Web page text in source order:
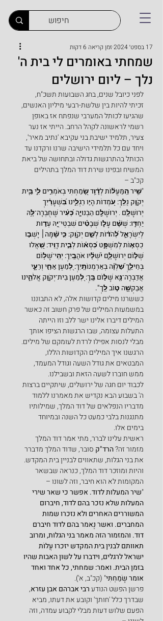
שמחתי באומרים לי בית ה'
נלך – ליום ירושלים
17 בספט׳ 2024 זמן קריאה 6 דקות
לפני כיובל שנים, בחג השבועות תשכ"ח,
זכיתי להיות בין שלשת-רבעי מיליון האנשים,
שהגיעו לכותל המערבי שנפתח אז באופן
רשמי לראשונה לקהל הרחב. הייתי אז נער
צעיר, תלמיד ישיבת בני עקיבא 'נתיב מאיר',
ויחד עם כל תלמידי הישיבה שרנו ורקדנו עד
הכותל בהתרגשות גדולה ובתחושה של ביאת
המשיח ובפינו שירת דוד המלך בתהילים
קכ"ב –
"שִׁ֥יר הַֽמַּעֲל֗וֹת לְדָ֫וִ֥ד שָׂ֭מַחְתִּי בְּאֹמְרִ֣ים לִ֑י בֵּ֖ית
יְקֹוָ֣ק נֵלֵֽךְ: עֹ֭מְדוֹת הָי֣וּ רַגְלֵ֑ינוּ בִּ֝שְׁעָרַ֗יִךְ
יְרוּשָׁלִָֽם . יְרוּשָׁלִַ֥ם הַבְּנוּיָ֑ה כְּ֝עִ֗יר שֶׁחֻבְּרָה־לָּ֥הּ
יַחְדָּֽו: שֶׁשָּׁ֨ם עָל֢וּ שְׁבָטִ֡ים שִׁבְטֵי־יָ֭הּ עֵד֣וּת
לְיִשְׂרָאֵ֑ל לְ֝הֹד֗וֹת לְשֵׁ֣ם יְקֹוָֽק: כִּ֤י שָׁ֨מָּה׀ יָשְׁב֣וּ
כִסְא֣וֹת לְמִשְׁפָּ֑ט כִּ֝סְא֗וֹת לְבֵ֣ית דָּוִֽיד: שַׁ֭אֲלוּ
שְׁל֣וֹם יְרוּשָׁלִָ֑ם יִ֝שְׁלָ֗יוּ אֹהֲבָֽיִךְ: יְהִֽי־שָׁל֥וֹם
בְּחֵילֵ֑ךְ שַׁ֝לְוָ֗ה בְּאַרְמְנוֹתָֽיִךְ: לְ֭מַעַן אַחַ֣י וְרֵעָ֑י
אֲדַבְּרָה־נָּ֖א שָׁל֣וֹם בָּֽךְ: לְ֭מַעַן בֵּית־יְקֹוָ֣ק אֱלֹהֵ֑ינוּ
אֲבַקְשָׁ֖ה ט֣וֹב לָֽךְ".
כששרנו מילים קדושות אלה, לא התבוננו
במשמעות המילים של פרק חשוב זה כאשר
המילים דיברו אלינו ישר ללב וזו הייתה
התעלות עצומה, שבו הרגשות הציפו אותך
מבלי לנסות אפילו לרדת לעומקם של מילים.
הרגשנו איך המילים הקדושות הללו,
המבטאים את גודל השעה וגודל המעמד,
ממש חוברו לשעה הזאת ובשבילנו.
לכבוד יום חגה של ירושלים, שיתקיים ברצות
ה' בשבוע הבא נקדיש את מאמרנו ללמוד
מדבריו הנפלאים של דוד המלך, שמילותיו
מתנגנות בלבי כמעט כל השנה ובמיוחד
בימים אלו.
ראשית עלינו לברר, מתי אמר דוד המלך
מזמור זה? הרד"ק סובר, שדוד המלך מדברר
את בני הגלות, שתאווים לבניין בית המקדש.
והיות ומוזכר דוד המלך, כנראה שבשאר
המקומות לא הוא חיבר, וזה לשונו –
"שיר המעלות לדוד. אפשר כי שאר שירי
המעלות שלא נזכר בהם לדוד, חיברום
המשוררים האחרים ולא נזכרו שמות
המחברים. ואשר נֶאמר בהם לדוד חיברם
דוד. והמזמור הזה מאמר בני הגלות, ומרוב
תאוותם לבנין בית המקדש יזכרו עֲלוֹת
ישראל לרגלים, וידברו על לשון האבות שהיו
בזמן הבית. ואמר: שמחתי, כל אחד ואחד
אומר שָׂמַחְתִּי" (קכ"ב, א').
פרשן הפשט הנודע רבי אברהם אבן עזרא,
שבדרך כלל 'חותך' וקובע את דעתו, מביא
הפעם שלוש דעות מבלי לקבוע עמדה, וזה